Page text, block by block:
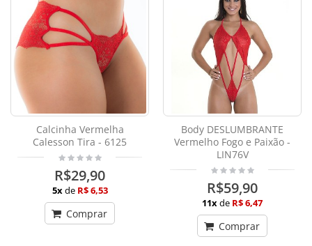
Calcinha Vermelha
Calesson Tira - 6125
R$29,90
5xde R$ 6,53
Comprar
Body DESLUMBRANTE
Vermelho Fogo e Paixão -
LIN76V
R$59,90
11xde R$ 6,47
Comprar